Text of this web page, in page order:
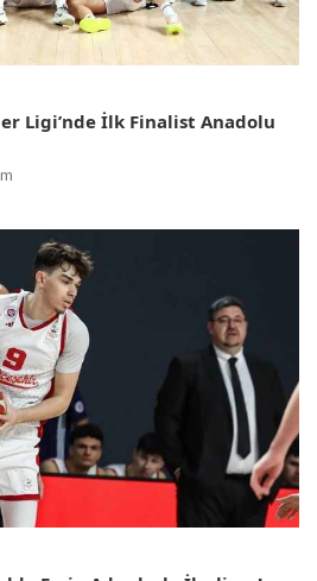
Ligi’nde İlk Finalist Anadolu